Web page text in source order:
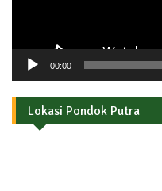
00:00
Lokasi Pondok Putra